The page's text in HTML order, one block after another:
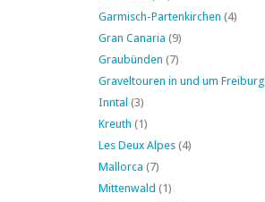
Garmisch-Partenkirchen (4)
Gran Canaria (9)
Graubünden (7)
Graveltouren in und um Freiburg
Inntal (3)
Kreuth (1)
Les Deux Alpes (4)
Mallorca (7)
Mittenwald (1)